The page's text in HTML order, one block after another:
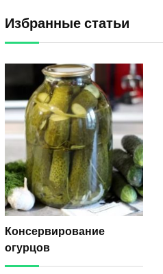
Избранные статьи
Консервирование
огурцов